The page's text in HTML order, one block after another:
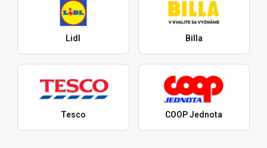
Lidl Billa
Tesco COOP Jednota